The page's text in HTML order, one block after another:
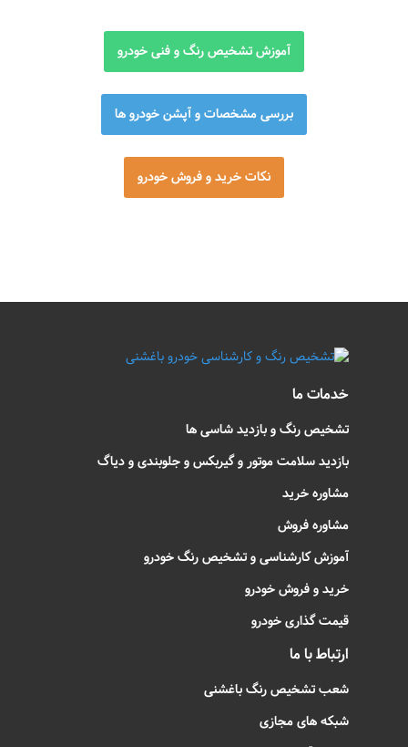
آموزش تشخیص رنگ و فنی خودرو
بررسی مشخصات و آپشن خودرو ها
نکات خرید و فروش خودرو
خدمات ما
تشخیص رنگ و بازدید شاسی ها
بازدید سلامت موتور و گیربکس و جلوبندی و دیاگ
مشاوره خرید
مشاوره فروش
آموزش کارشناسی و تشخیص رنگ خودرو
خرید و فروش خودرو
قیمت گذاری خودرو
ارتباط با ما
شعب تشخیص رنگ باغشنی
شبکه های مجازی